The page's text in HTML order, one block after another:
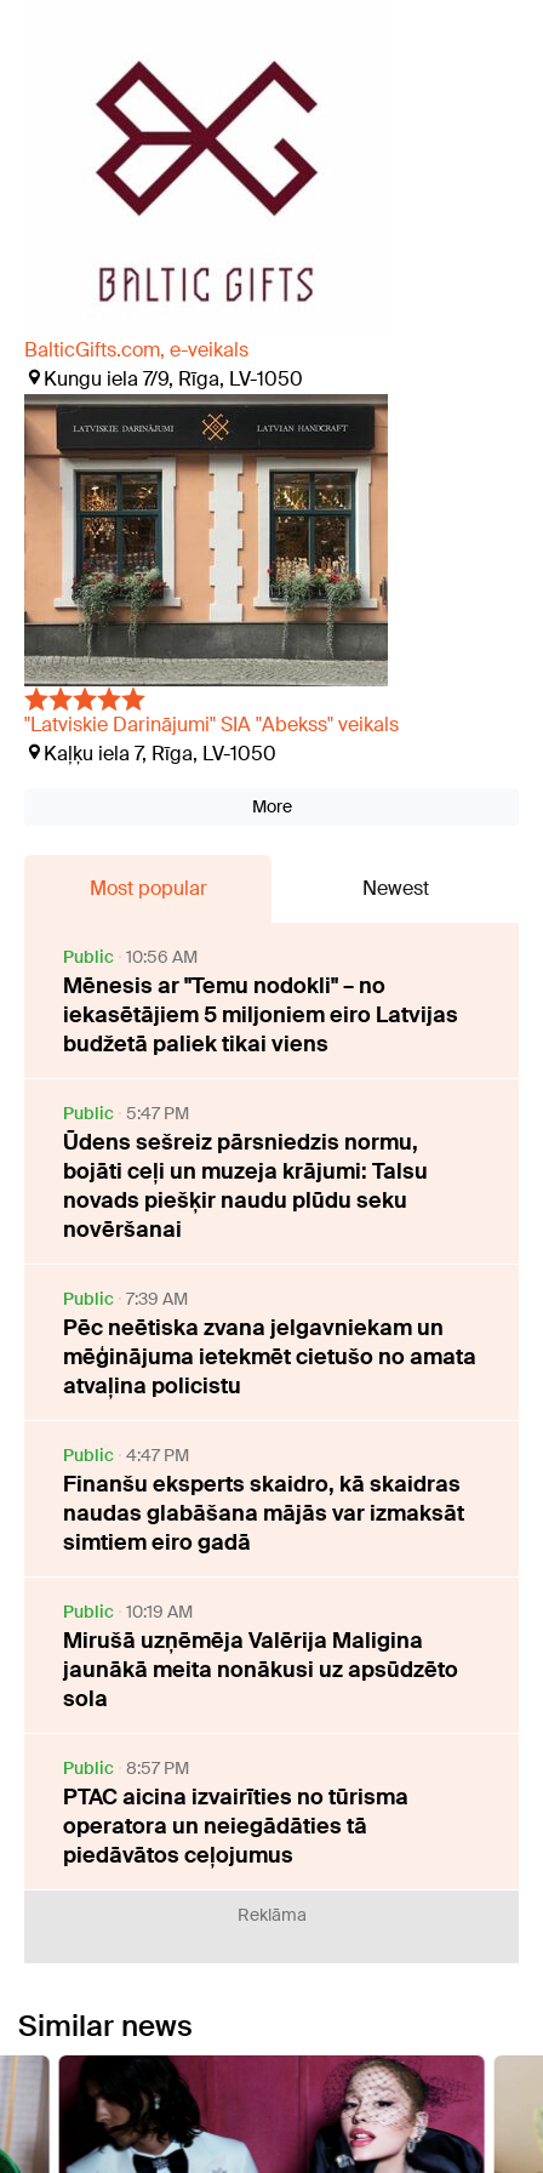
BalticGifts.com, e-veikals
Kungu iela 7/9, Rīga, LV-1050
"Latviskie Darinājumi" SIA "Abekss" veikals
Kaļķu iela 7, Rīga, LV-1050
More
Most popular Newest
Public 10:56 AM
Mēnesis ar "Temu nodokli" – no
iekasētājiem 5 miljoniem eiro Latvijas
budžetā paliek tikai viens
Public 5:47 PM
Ūdens sešreiz pārsniedzis normu,
bojāti ceļi un muzeja krājumi: Talsu
novads piešķir naudu plūdu seku
novēršanai
Public 7:39 AM
Pēc neētiska zvana jelgavniekam un
mēģinājuma ietekmēt cietušo no amata
atvaļina policistu
Public 4:47 PM
Finanšu eksperts skaidro, kā skaidras
naudas glabāšana mājās var izmaksāt
simtiem eiro gadā
Public 10:19 AM
Mirušā uzņēmēja Valērija Maligina
jaunākā meita nonākusi uz apsūdzēto
sola
Public 8:57 PM
PTAC aicina izvairīties no tūrisma
operatora un neiegādāties tā
piedāvātos ceļojumus
Reklāma
Similar news